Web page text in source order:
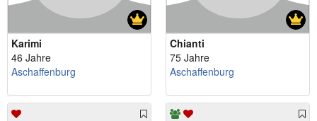
Karimi
46 Jahre
Aschaffenburg
Chianti
75 Jahre
Aschaffenburg